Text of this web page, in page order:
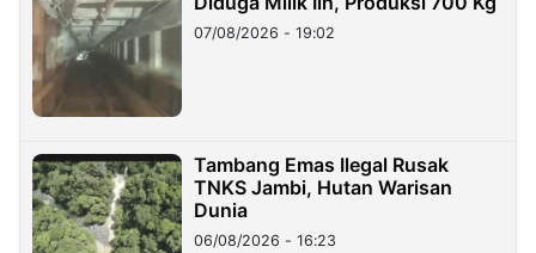
07/08/2026 - 19:02
Tambang Emas Ilegal Rusak
TNKS Jambi, Hutan Warisan
Dunia
06/08/2026 - 16:23